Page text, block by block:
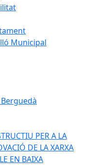
Municipal
PER A LA
DE LA XARXA
EN BAIXA